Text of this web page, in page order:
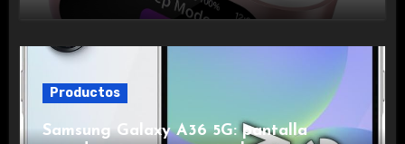
Productos
Samsung Galaxy A36 5G: pantalla